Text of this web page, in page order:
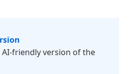
friendly version of the